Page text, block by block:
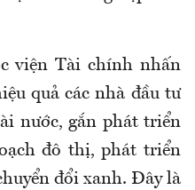
viện Tài chính nhấn
quả các nhà đầu tư
nước, gắn phát triển
đô thị, phát triển
đổi xanh. Đây là